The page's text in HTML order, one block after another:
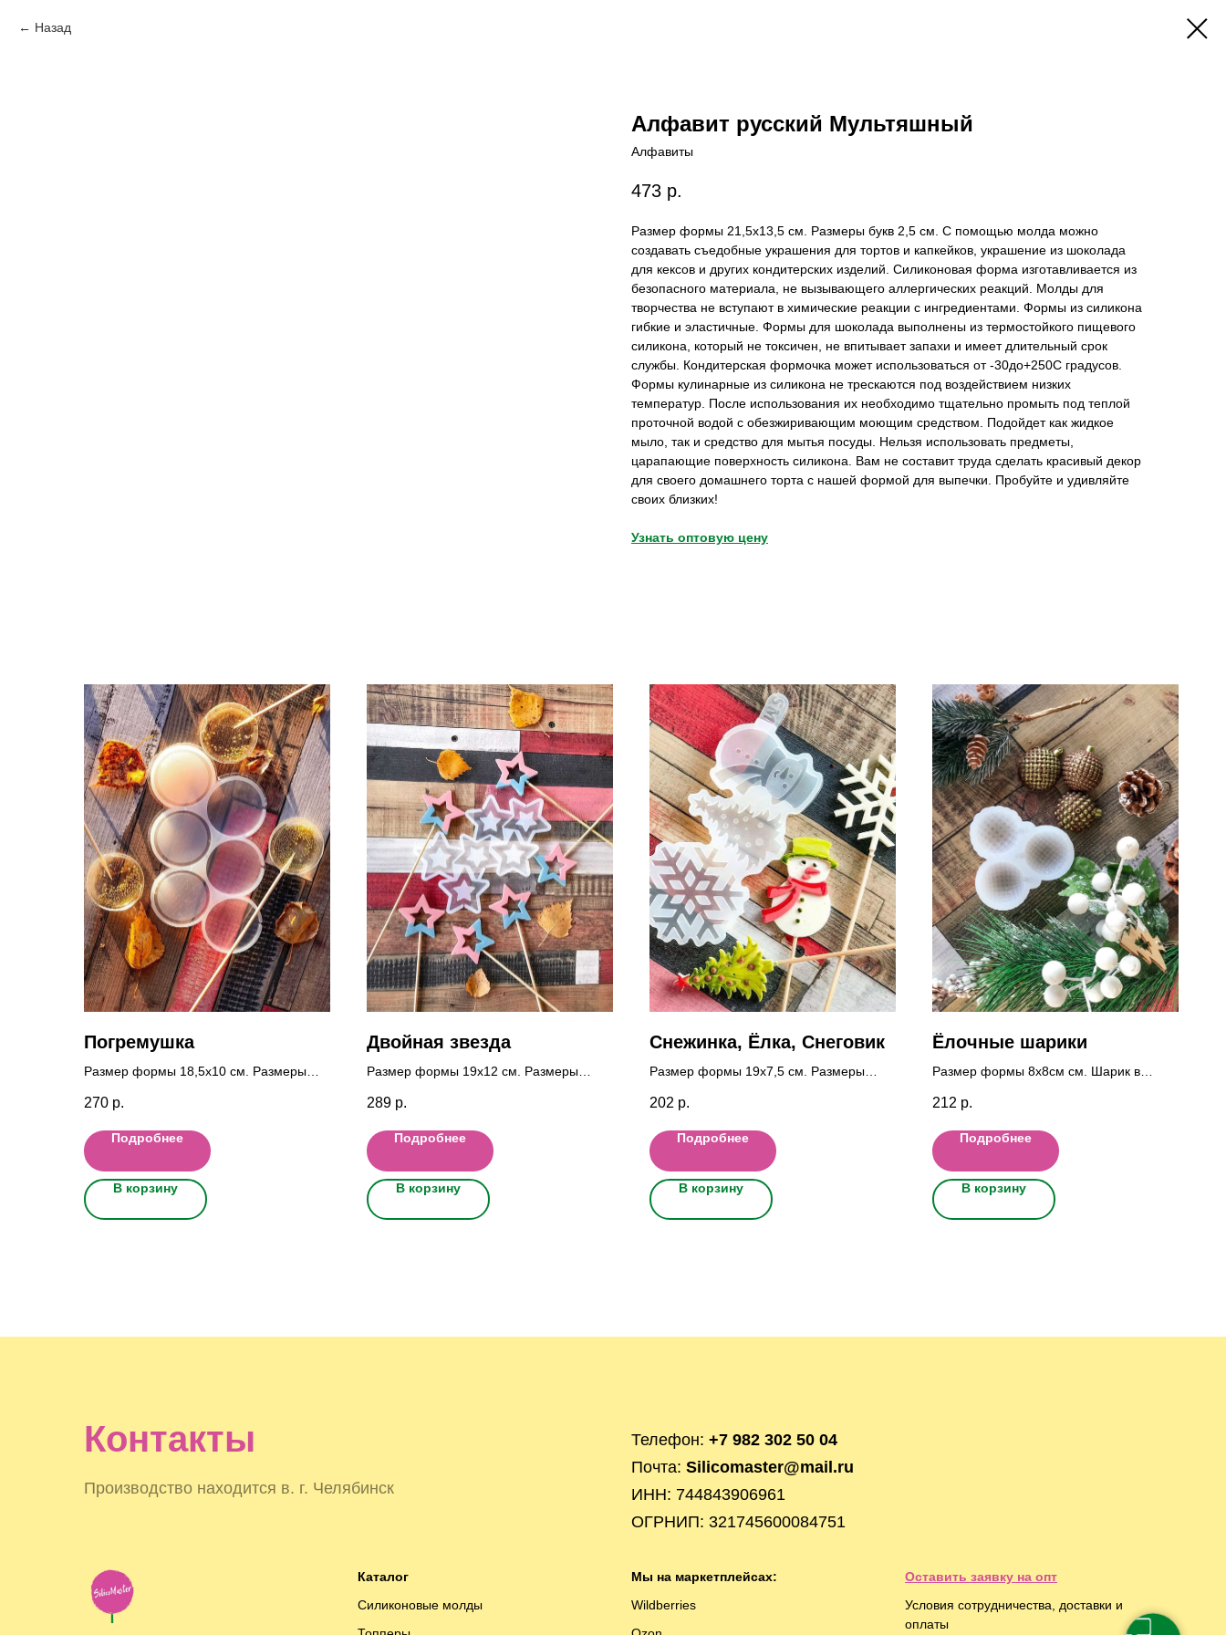
Назад
Алфавит русский Мультяшный
Алфавиты
473 р.
Размер формы 21,5x13,5 cм. Размеры букв 2,5 см. С помощью молда можно
создавать съедобные украшения для тортов и капкейков, украшение из шоколада
для кексов и других кондитерских изделий. Силиконовая форма изготавливается из
безопасного материала, не вызывающего аллергических реакций. Молды для
творчества не вступают в химические реакции с ингредиентами. Формы из силикона
гибкие и эластичные. Формы для шоколада выполнены из термостойкого пищевого
силикона, который не токсичен, не впитывает запахи и имеет длительный срок
службы. Кондитерская формочка может использоваться от -30до+250С градусов.
Формы кулинарные из силикона не трескаются под воздействием низких
температур. После использования их необходимо тщательно промыть под теплой
проточной водой с обезжиривающим моющим средством. Подойдет как жидкое
мыло, так и средство для мытья посуды. Нельзя использовать предметы,
царапающие поверхность силикона. Вам не составит труда сделать красивый декор
для своего домашнего торта с нашей формой для выпечки. Пробуйте и удивляйте
своих близких!
Узнать оптовую цену
Погремушка
Размер формы 18,5x10 cм. Размеры
270 р.
Подробнее
В корзину
Двойная звезда
Размер формы 19x12 cм. Размеры
289 р.
Подробнее
В корзину
Снежинка, Ёлка, Снеговик
Размер формы 19x7,5 cм. Размеры
Снег: 7x4,5 см.
202 р.
Подробнее
В корзину
Ёлочные шарики
Размер формы 8х8см cм. Шарик в
1,7см(полусфера)
212 р.
Подробнее
В корзину
Контакты
Производство находится в. г. Челябинск
Телефон: +7 982 302 50 04
Почта: Silicomaster@mail.ru
ИНН: 744843906961
ОГРНИП: 321745600084751
Каталог
Силиконовые молды
Мы на маркетплейсах:
Wildberries
Оставить заявку на опт
Условия сотрудничества, доставки и
оплаты